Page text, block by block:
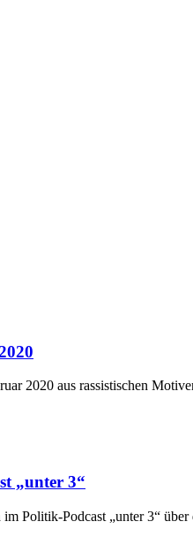
2020 aus rassistischen
„unter 3“
Politik-Podcast „unter 3“